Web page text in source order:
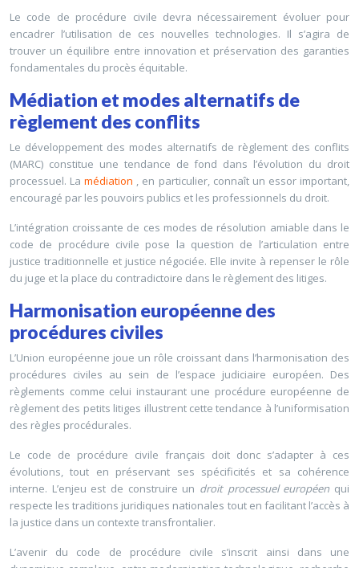
Le code de procédure civile devra nécessairement évoluer pour
encadrer l’utilisation de ces nouvelles technologies. Il s’agira de
trouver un équilibre entre innovation et préservation des garanties
fondamentales du procès équitable.
Médiation et modes alternatifs de
règlement des conflits
Le développement des modes alternatifs de règlement des conflits
(MARC) constitue une tendance de fond dans l’évolution du droit
processuel. Lamédiation , en particulier, connaît un essor important,
encouragé par les pouvoirs publics et les professionnels du droit.
L’intégration croissante de ces modes de résolution amiable dans le
code de procédure civile pose la question de l’articulation entre
justice traditionnelle et justice négociée. Elle invite à repenser le rôle
du juge et la place du contradictoire dans le règlement des litiges.
Harmonisation européenne des
procédures civiles
L’Union européenne joue un rôle croissant dans l’harmonisation des
procédures civiles au sein de l’espace judiciaire européen. Des
règlements comme celui instaurant une procédure européenne de
règlement des petits litiges illustrent cette tendance à l’uniformisation
des règles procédurales.
Le code de procédure civile français doit donc s’adapter à ces
évolutions, tout en préservant ses spécificités et sa cohérence
interne. L’enjeu est de construire un droit processuel européen qui
respecte les traditions juridiques nationales tout en facilitant l’accès à
la justice dans un contexte transfrontalier.
L’avenir du code de procédure civile s’inscrit ainsi dans une